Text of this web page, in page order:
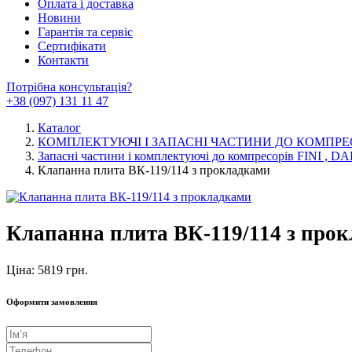
Оплата і доставка
Новини
Гарантія та сервіс
Сертифікати
Контакти
Потрібна консультація?
+38 (097) 131 11 47
Каталог
КОМПЛЕКТУЮЧІ І ЗАПАСНІ ЧАСТИНИ ДО
Запасні частини і комплектуючі до компресорів FINI ,
Клапанна плита ВК-119/114 з прокладками
Клапанна плита ВК-119/114 з
Ціна: 5819 грн.
Оформити замовлення